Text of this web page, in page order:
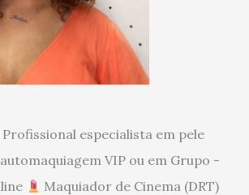
especialista em pele
VIP ou em Grupo -
Maquiador de Cinema (DRT)